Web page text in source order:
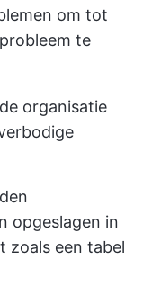
om tot
te
organisatie
opgeslagen in
zoals een tabel